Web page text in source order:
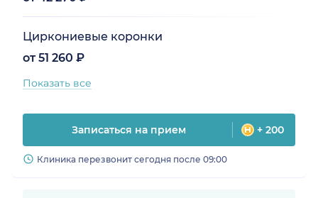
Циркониевые коронки
от 51 260 ₽
Показать все
Записаться на прием + 200
Клиника перезвонит сегодня после 09:00